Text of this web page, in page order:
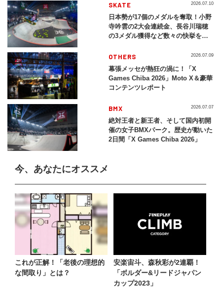
SKATE
日本勢が17個のメダルを奪取！小野
寺吟雲の2大会連続金、長谷川瑞穂
の3メダル獲得など数々の快挙をプ
2026」
2026.07.10
OTHERS
幕張メッセが熱狂の渦に！「X
Games Chiba 2026」Moto X＆豪華
コンテンツレポート
2026.07.09
BMX
絶対王者と新王者、そして国内初開
催の女子BMXパーク。歴史が動いた
2日間「X Games Chiba 2026」
2026.07.07
今、あなたにオススメ
これが正解！「老後の理想的
な間取り」とは？
安楽宙斗、森秋彩が2連覇！
「ボルダー&リードジャパン
カップ2023」